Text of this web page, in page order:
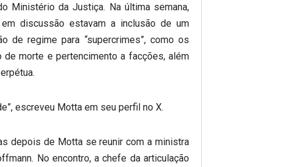
Ministério da Justiça. Na última semana,
discussão estavam a inclusão de um
de regime para “supercrimes”, como os
morte e pertencimento a facções, além
escreveu Motta em seu perfil no X.
depois de Motta se reunir com a ministra
No encontro, a chefe da articulação